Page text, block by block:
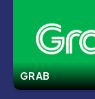
GRAB